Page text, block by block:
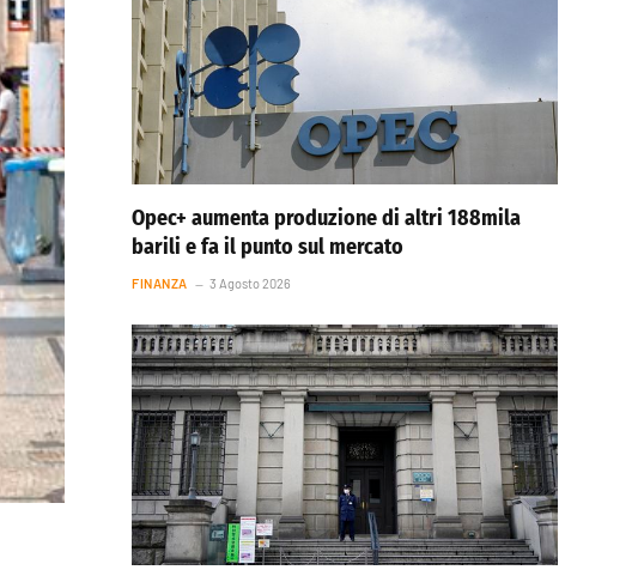
Opec+ aumenta produzione di altri 188mila
barili e fa il punto sul mercato
FINANZA 3 Agosto 2026